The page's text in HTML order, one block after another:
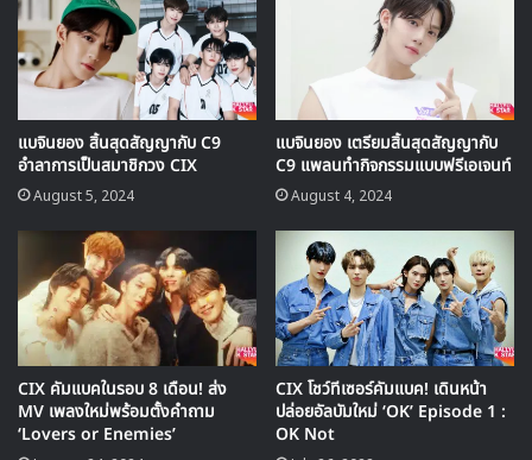
แบจินยอง สิ้นสุดสัญญากับ C9
อำลาการเป็นสมาชิกวง CIX
August 5, 2024
แบจินยอง เตรียมสิ้นสุดสัญญากับ
C9 แพลนทำกิจกรรมแบบฟรีเอเจนท์
August 4, 2024
CIX คัมแบคในรอบ 8 เดือน! ส่ง
MV เพลงใหม่พร้อมตั้งคำถาม
‘Lovers or Enemies’
CIX โชว์ทีเซอร์คัมแบค! เดินหน้า
ปล่อยอัลบัมใหม่ ‘OK’ Episode 1 :
OK Not